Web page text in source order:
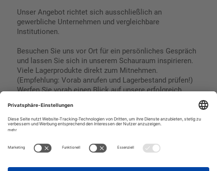
Unser Angebot richtet sich ausschließlich an
gewerbliche Unternehmen und vergleichbare
Institutionen.
Besuchen Sie uns vor Ort für ein persönliches Gespräch
und lassen Sie sich in unserem Schauraum inspirieren.
Viele Lagerprodukte direkt zum Mitnehmen.
(Empfehlung: Vorab anrufen und Lagerbestand prüfen!)
Werfen Sie vorab einen Blick auf unsere erfolgreich
Impressum
Datenschutz
SEPA Lastschrift
Kreditkarte